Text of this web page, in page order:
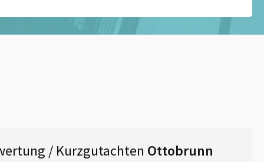
/ Kurzgutachten Ottobrunn